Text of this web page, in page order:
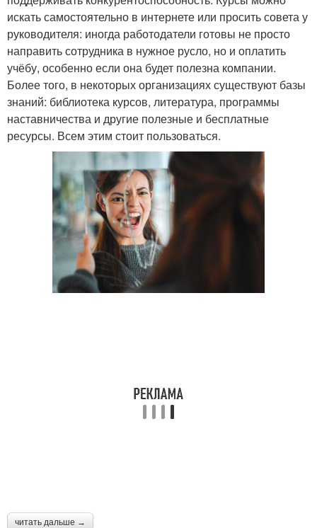
искать самостоятельно в интернете или просить совета у
руководителя: иногда работодатели готовы не просто
направить сотрудника в нужное русло, но и оплатить
учёбу, особенно если она будет полезна компании.
Более того, в некоторых организациях существуют базы
знаний: библиотека курсов, литература, программы
наставничества и другие полезные и бесплатные
ресурсы. Всем этим стоит пользоваться.
читать дальше →